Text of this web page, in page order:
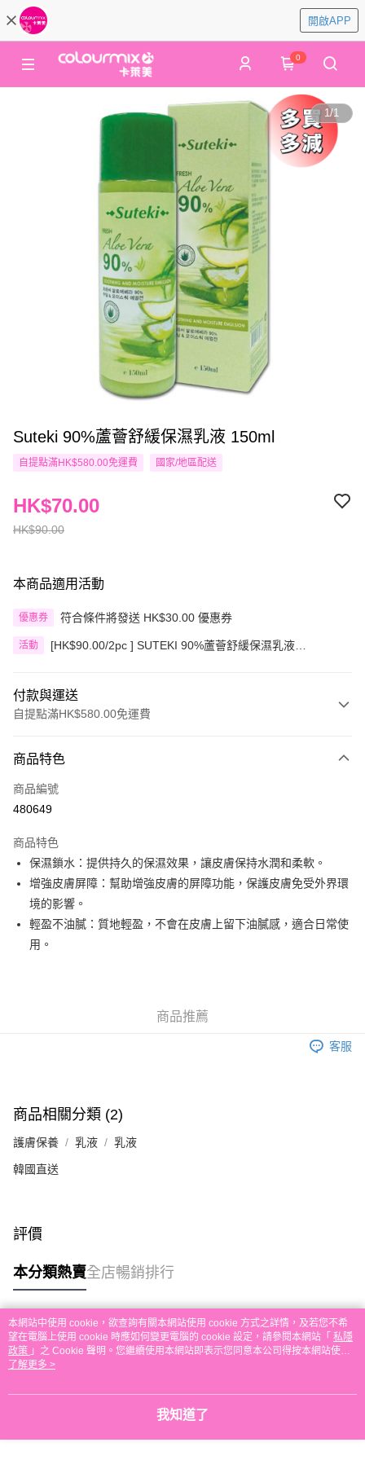
開啟APP
0
1/1
Suteki 90%蘆薈舒緩保濕乳液 150ml
自提點滿HK$580.00免運費 國家/地區配送
HK$90.00
HK$70.00
本商品適用活動
優惠券 符合條件將發送 HK$30.00 優惠券
活動
[HK$90.00/2pc ] SUTEKI 90%蘆薈舒緩保濕乳液
付款與運送
自提點滿HK$580.00免運費
信用卡
Apple Pay
AlipayHK
PayMe
WeChat Pay
其他轉帳方式
單。 如果訂購後七個工作天內我們未能收到有關存款，有關訂單將被取消。
每筆HK$30.00，滿HK$580.00或以上免運費
本地配送
每筆HK$30.00，滿HK$580.00或以上免運費
其他地區配送
商品特色
商品編號
480649
商品特色
保濕鎖水：提供持久的保濕效果，讓皮膚保持水潤和柔軟。
增強皮膚屏障：幫助增強皮膚的屏障功能，保護皮膚免受外界環
境的影響。
輕盈不油膩：質地輕盈，不會在皮膚上留下油膩感，適合日常使
用。
商品推薦
客服
商品相關分類 (2)
護膚保養 乳液 乳液
韓國直送
評價
本分類熱賣全店暢銷排行
熱門標籤
熱銷排行
本網站中使用 cookie，欲查詢有關本網站使用 cookie 方式之詳情，及若您不希
望在電腦上使用 cookie 時應如何變更電腦的 cookie 設定，請參閱本網站「 私隱
政策 」之 Cookie 聲明。您繼續使用本網站即表示您同意本公司得按本網站使用
條款之 Cookie 聲明使用 cookie。
了解更多 >
我知道了